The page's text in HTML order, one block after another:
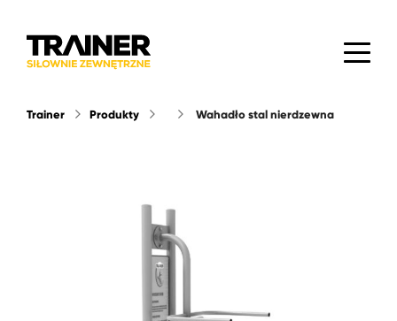
Trainer Produkty wahadło stal nierdzewna